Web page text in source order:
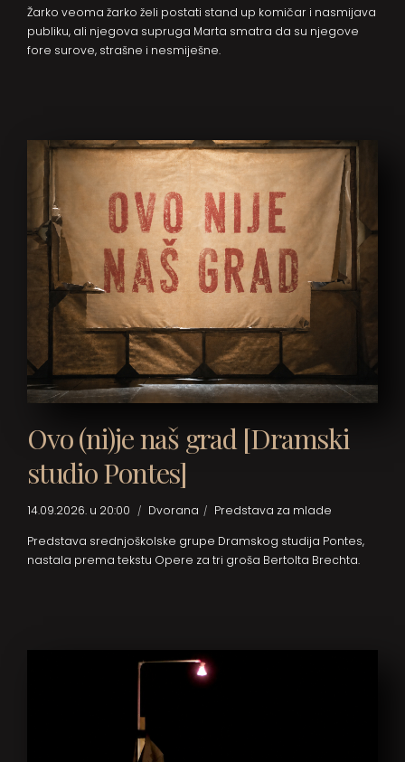
Žarko veoma žarko želi postati stand up komičar i nasmijava
publiku, ali njegova supruga Marta smatra da su njegove
fore surove, strašne i nesmiješne.
Ovo (ni)je naš grad [Dramski
studio Pontes]
14.09.2026. u 20:00 Dvorana
Predstava za mlade
Predstava srednjoškolske grupe Dramskog studija Pontes,
nastala prema tekstu Opere za tri groša Bertolta Brechta.